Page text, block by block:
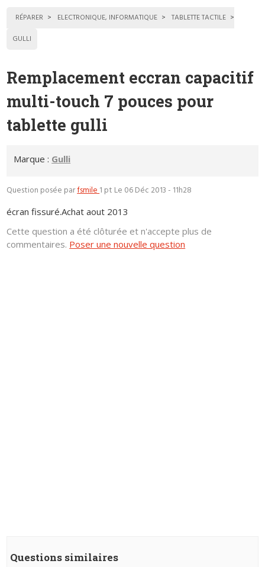
RÉPARER ELECTRONIQUE, INFORMATIQUE
TABLETTE TACTILE
GULLI
Remplacement eccran capacitif
multi-touch 7 pouces pour
tablette gulli
Marque : Gulli
Question posée parfsmile1 pt Le 06 Déc 2013 - 11h28
écran fissuré.Achat aout 2013
Cette question a été clôturée et n'accepte plus de
commentaires. Poser une nouvelle question
Questions similaires